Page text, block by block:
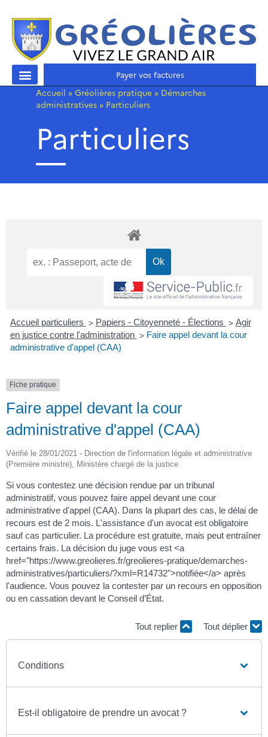
Payer vos factures
Accueil » Gréolières pratique » Démarches
administratives » Particuliers
Particuliers
Accueil particuliers > Papiers - Citoyenneté - Élections > Agir
en justice contre l'administration > Faire appel devant la cour
administrative d'appel (CAA)
Fiche pratique
Faire appel devant la cour
administrative d'appel (CAA)
Vérifié le 28/01/2021 - Direction de l'information légale et administrative
(Première ministre), Ministère chargé de la justice
Si vous contestez une décision rendue par un tribunal
administratif, vous pouvez faire appel devant une cour
administrative d'appel (CAA). Dans la plupart des cas, le délai de
recours est de 2 mois. L'assistance d'un avocat est obligatoire
sauf cas particulier. La procédure est gratuite, mais peut entraîner
certains frais. La décision du juge vous est <a
href="https://www.greolieres.fr/greolieres-pratique/demarches-
administratives/particuliers/?xml=R14732">notifiée</a> après
l'audience. Vous pouvez la contester par un recours en opposition
ou en cassation devant le Conseil d’État.
Tout replier Tout déplier
Conditions
Est-il obligatoire de prendre un avocat ?